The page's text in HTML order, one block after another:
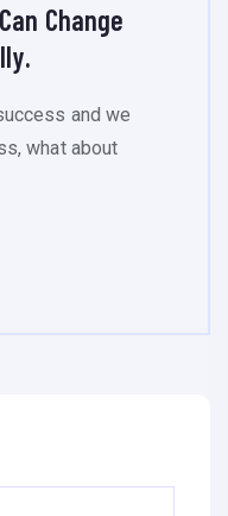
Change
and we
what about